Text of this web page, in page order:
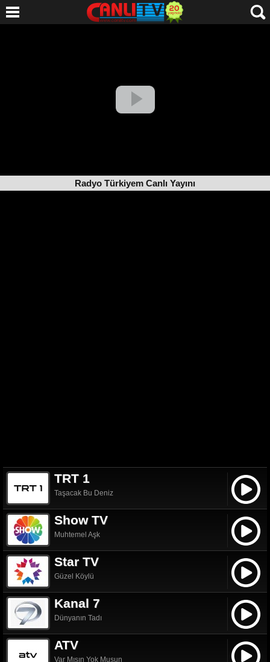
Radyo Türkiyem Canlı Yayını
TRT 1
Taşacak Bu Deniz
Show TV
Muhtemel Aşk
Star TV
Güzel Köylü
Kanal 7
Dünyanın Tadı
ATV
Var Mısın Yok Musun